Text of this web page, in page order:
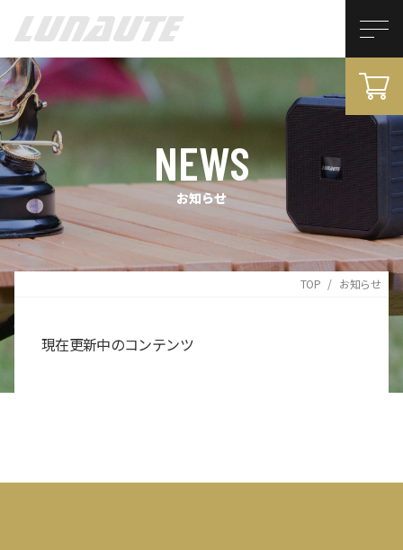
NEWS
お知らせ
TOP お知らせ
現在更新中のコンテンツ